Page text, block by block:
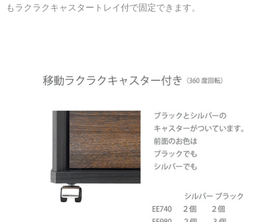
もラクラクキャスタートレイ付で固定できます。